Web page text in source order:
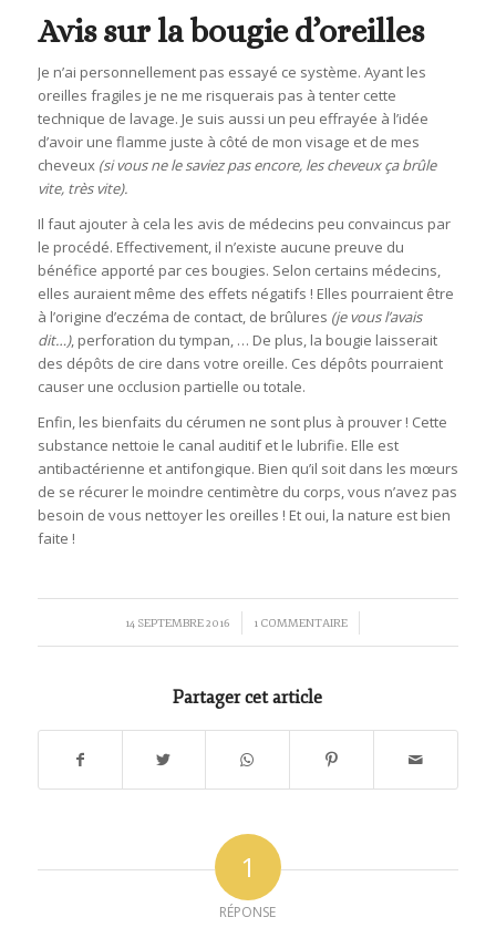
Avis sur la bougie d’oreilles
Je n’ai personnellement pas essayé ce système. Ayant les
oreilles fragiles je ne me risquerais pas à tenter cette
technique de lavage. Je suis aussi un peu effrayée à l’idée
d’avoir une flamme juste à côté de mon visage et de mes
cheveux (si vous ne le saviez pas encore, les cheveux ça brûle
vite, très vite).
Il faut ajouter à cela les avis de médecins peu convaincus par
le procédé. Effectivement, il n’existe aucune preuve du
bénéfice apporté par ces bougies. Selon certains médecins,
elles auraient même des effets négatifs ! Elles pourraient être
à l’origine d’eczéma de contact, de brûlures (je vous l’avais
dit…), perforation du tympan, … De plus, la bougie laisserait
des dépôts de cire dans votre oreille. Ces dépôts pourraient
causer une occlusion partielle ou totale.
Enfin, les bienfaits du cérumen ne sont plus à prouver ! Cette
substance nettoie le canal auditif et le lubrifie. Elle est
antibactérienne et antifongique. Bien qu’il soit dans les mœurs
de se récurer le moindre centimètre du corps, vous n’avez pas
besoin de vous nettoyer les oreilles ! Et oui, la nature est bien
faite !
14 SEPTEMBRE 2016
/ 1 COMMENTAIRE
/
Partager cet article
1
RÉPONSE